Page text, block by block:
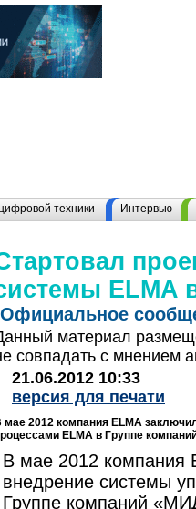
техники Интервью
ELMA
материал
совпадать с мнением
21.06.2012 10:33
версия для печати
мае 2012 компания ELMA
ELMA в Группе
В мае 2012 компания
внедрение системы
Группе компаний